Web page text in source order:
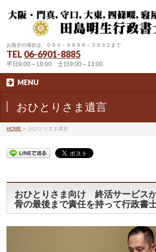
お急ぎの場合は、０９０－９９９８－３９３２まで
TEL 06-6901-8885
平日9:00～19:00 土日9:00～13:00
MENU
おひとりさま遺言
HOME » おひとりさま遺言
おひとりさま向け 終活サービス
骨の最後まで責任を持って行政書